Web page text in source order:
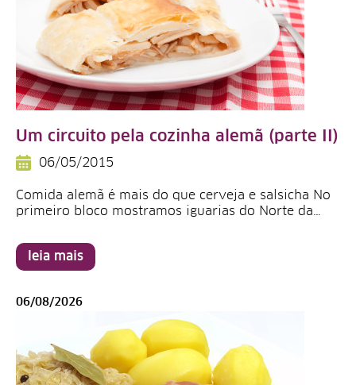
Um circuito pela cozinha alemã (parte II)
06/05/2015
Comida alemã é mais do que cerveja e salsicha No
primeiro bloco mostramos iguarias do Norte da…
leia mais
06/08/2026